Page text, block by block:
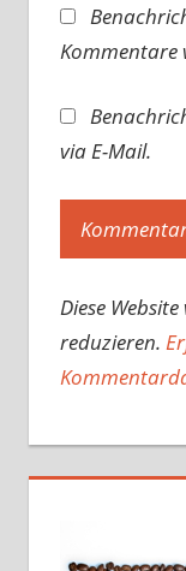
Kommentare
via E-Mail.
Diese
reduzieren.